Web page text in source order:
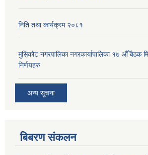
निति तथा कार्यक्रम २०८१
मुसिकोट नगरपालिका नगरकार्यापालिका १७ औँ बैठक
निर्णयहरु
अन्य सूचना
बिबरण संकलन